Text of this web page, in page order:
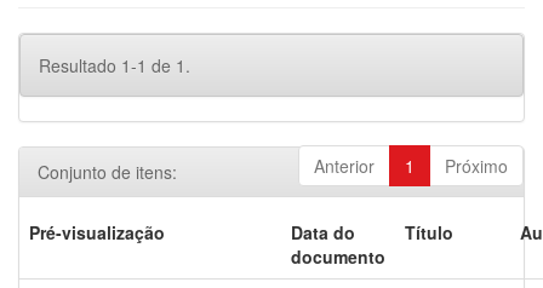
Resultado 1-1 de 1.
Anterior 1 Próximo
Conjunto de itens:
Pré-visualização
Data do
documento
Título